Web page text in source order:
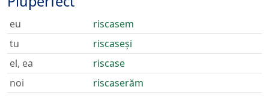
eu
riscasem
tu
riscaseși
el, ea
riscase
noi
riscaserăm